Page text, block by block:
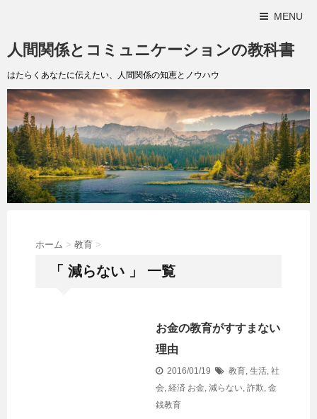
MENU
人間関係とコミュニケーションの教科書
はたらくあなたに伝えたい、人間関係の知恵とノウハウ
ホーム > 教育 >
「 減らない 」 一覧
お金の教育がすすまない
理由
2016/01/19 教育, 生活, 社
会, 経済 お金, 減らない, 詐欺, 金
銭教育